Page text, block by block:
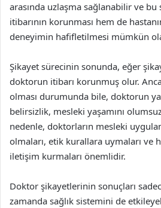
arasında uzlaşma sağlanabilir ve
itibarının korunması hem de
deneyimin hafifletilmesi mümkün
Şikayet sürecinin sonunda, eğer
doktorun itibarı korunmuş olur.
olması durumunda bile, doktorun
belirsizlik, mesleki yaşamını
nedenle, doktorların mesleki
olmaları, etik kurallara uymaları ve
iletişim kurmaları önemlidir.
Doktor şikayetlerinin sonuçları
zamanda sağlık sistemini de